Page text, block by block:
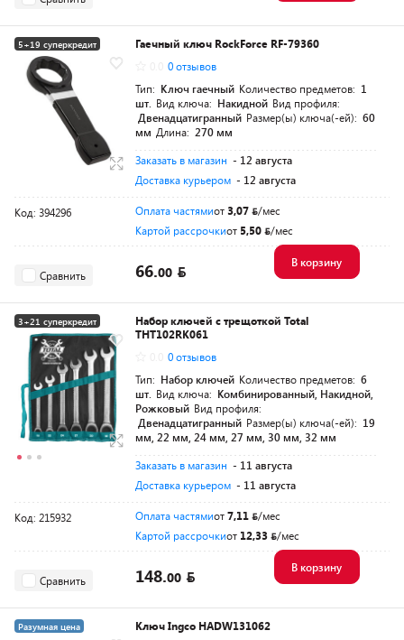
5+19 суперкредит
Гаечный ключ RockForce RF-79360
0 отзывов
Тип: Ключ гаечный Количество предметов: 1
шт. Вид ключа: Накидной Вид профиля:
Двенадцатигранный Размер(ы) ключа(-ей): 60
мм Длина: 270 мм
Заказать в магазин - 12 августа
Доставка курьером - 12 августа
Код: 394296 Оплата частямиот3,07
/мес
Картой рассрочкиот 5,50 /мес
Сравнить 66.00
В корзину
3+21 суперкредит
Разумная цена
Набор ключей с трещоткой Total
THT102RK061
0 отзывов
Тип: Набор ключей Количество предметов: 6
шт. Вид ключа: Комбинированный, Накидной,
Рожковый Вид профиля:
Двенадцатигранный Размер(ы) ключа(-ей): 19
мм, 22 мм, 24 мм, 27 мм, 30 мм, 32 мм
Заказать в магазин - 11 августа
Доставка курьером - 11 августа
Код: 215932 Оплата частямиот7,11
/мес
Картой рассрочкиот 12,33 /мес
Сравнить 148.00
В корзину
Разумная цена
Ключ Ingco HADW131062